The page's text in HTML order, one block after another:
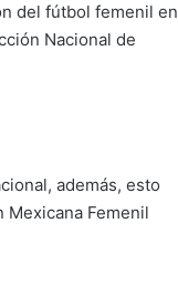
del fútbol femenil en
Nacional de
además, esto
Femenil